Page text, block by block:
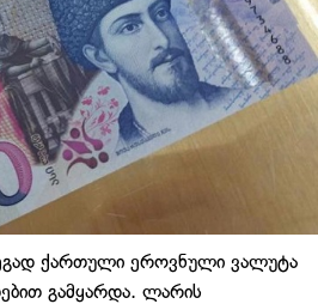
ქართული ეროვნული ვალუტა
გამყარდა. ლარის